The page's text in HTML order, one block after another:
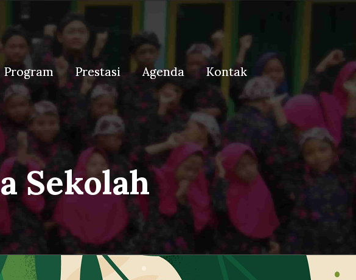
Program Prestasi Agenda Kontak
Sekolah
Program Prestasi Agenda Kontak